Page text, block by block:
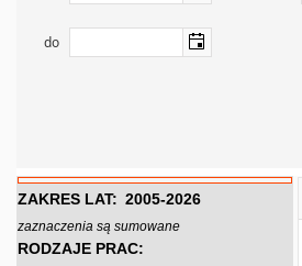
do
ZAKRES LAT: 2005-2026
zaznaczenia są sumowane
RODZAJE PRAC: